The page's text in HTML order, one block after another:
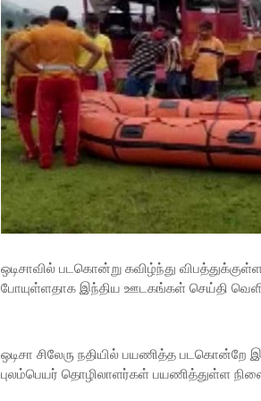
ஒடிசாவில் படகொன்று கவிழ்ந்து
போயுள்ளதாக இந்திய ஊடகங்கள் செய்தி
ஒடிசா சிலேரு நதியில் பயணித்த படகொன்றே
புலம்பெயர் தொழிலாளர்கள் பயணித்துள்ள